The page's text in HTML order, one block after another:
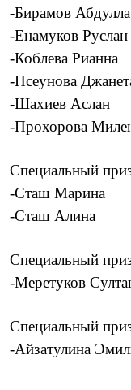
-Бирамов Абдулла
-Енамуков Руслан
-Коблева Рианна
-Псеунова
-Шахиев Аслан
-Прохорова
Специальный
-Сташ Марина
-Сташ Алина
Специальный
-Меретуков
Специальный
-Айзатулина